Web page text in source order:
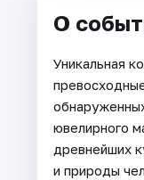
О
Уникальная
ювелирного
древнейших
и природы